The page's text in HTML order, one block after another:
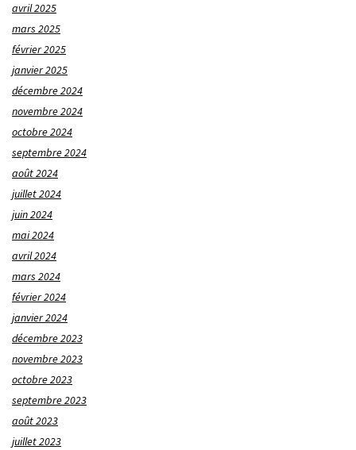
avril 2025
mars 2025
février 2025
janvier 2025
décembre 2024
novembre 2024
octobre 2024
septembre 2024
août 2024
juillet 2024
juin 2024
mai 2024
avril 2024
mars 2024
février 2024
janvier 2024
décembre 2023
novembre 2023
octobre 2023
septembre 2023
août 2023
juillet 2023